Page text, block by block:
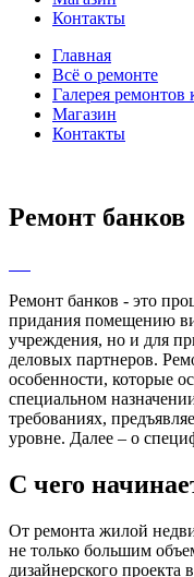
Контакты
Главная
Всё о ремонте
Галерея ремонтов
Магазин
Контакты
Ремонт банков
Ремонт банков - это
придания помещению
учреждения, но и для
деловых партнеров.
особенности, которые
специальном
требованиях,
уровне. Далее – о
С чего
От ремонта жилой
не только большим
дизайнерского